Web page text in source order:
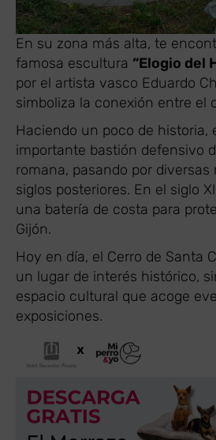
En su zona más alta, te
famosa escultura “Elogio del
por el artista vasco Eduardo
simboliza la conexión entre el
Haciendo un poco de historia,
importante bastión defensivo
romana, pasando por diversas
siglos posteriores. En el siglo
una batería de costa para
Gijón.
Hoy en día, el Cerro de Santa
un lugar de interés histórico,
espacio cultural que acoge
exposiciones.